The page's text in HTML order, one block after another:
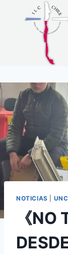
NOTICIAS
《NO